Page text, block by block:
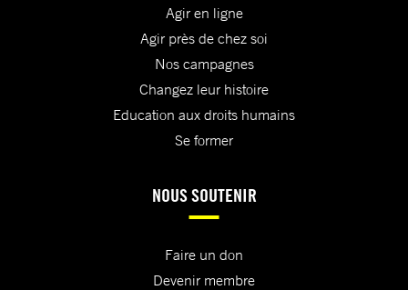
Agir en ligne
Agir près de chez soi
Nos campagnes
Changez leur histoire
Education aux droits humains
Se former
NOUS SOUTENIR
Faire un don
Devenir membre